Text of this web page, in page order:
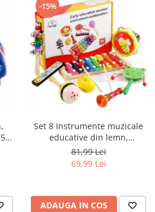
-15%
Set 8 Instrumente muzicale
educative din lemn,
multicolor
81,99 Lei
69,99 Lei
ADAUGA IN COS